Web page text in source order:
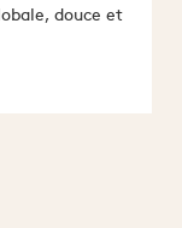
douce et